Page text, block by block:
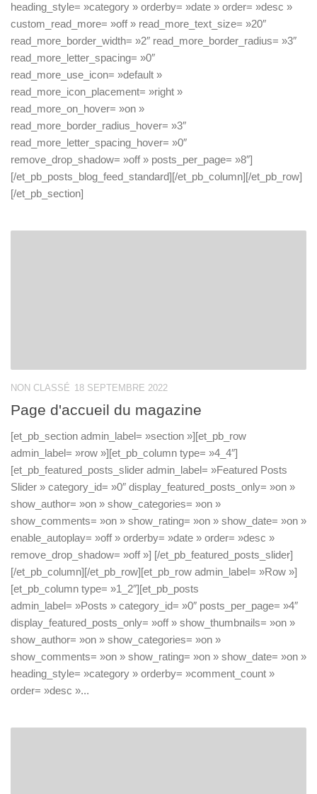
heading_style= »category » orderby= »date » order= »desc »
custom_read_more= »off » read_more_text_size= »20″
read_more_border_width= »2″ read_more_border_radius= »3″
read_more_letter_spacing= »0″
read_more_use_icon= »default »
read_more_icon_placement= »right »
read_more_on_hover= »on »
read_more_border_radius_hover= »3″
read_more_letter_spacing_hover= »0″
remove_drop_shadow= »off » posts_per_page= »8″]
[/et_pb_posts_blog_feed_standard][/et_pb_column][/et_pb_row]
[/et_pb_section]
NON CLASSÉ 18 SEPTEMBRE 2022
Page d'accueil du magazine
[et_pb_section admin_label= »section »][et_pb_row
admin_label= »row »][et_pb_column type= »4_4″]
[et_pb_featured_posts_slider admin_label= »Featured Posts
Slider » category_id= »0″ display_featured_posts_only= »on »
show_author= »on » show_categories= »on »
show_comments= »on » show_rating= »on » show_date= »on »
enable_autoplay= »off » orderby= »date » order= »desc »
remove_drop_shadow= »off »] [/et_pb_featured_posts_slider]
[/et_pb_column][/et_pb_row][et_pb_row admin_label= »Row »]
[et_pb_column type= »1_2″][et_pb_posts
admin_label= »Posts » category_id= »0″ posts_per_page= »4″
display_featured_posts_only= »off » show_thumbnails= »on »
show_author= »on » show_categories= »on »
show_comments= »on » show_rating= »on » show_date= »on »
heading_style= »category » orderby= »comment_count »
order= »desc »...